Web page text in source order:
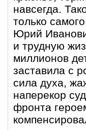
навсегда.
только
Юрий
и трудную
миллионов
заставила с
сила духа,
наперекор
фронта